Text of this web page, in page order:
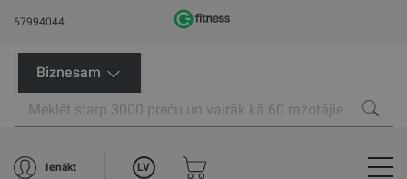
67994044
Biznesam
Ienākt LV